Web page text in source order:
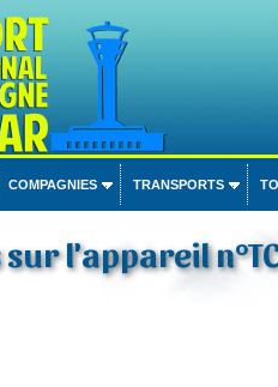
COMPAGNIES TRANSPORTS
l'appareil